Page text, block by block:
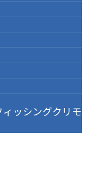
ッシングクリモ